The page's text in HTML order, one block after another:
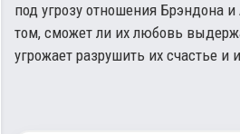
под угрозу отношения Брэндона и
том, сможет ли их любовь
угрожает разрушить их счастье и